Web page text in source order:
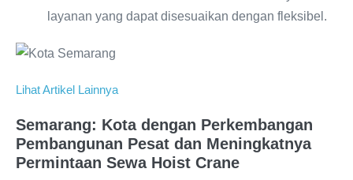
layanan yang dapat disesuaikan dengan fleksibel.
Lihat Artikel Lainnya
Semarang: Kota dengan Perkembangan
Pembangunan Pesat dan Meningkatnya
Permintaan Sewa Hoist Crane